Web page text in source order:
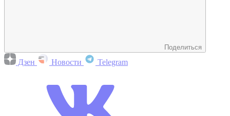
Поделиться
Дзен Новости Telegram